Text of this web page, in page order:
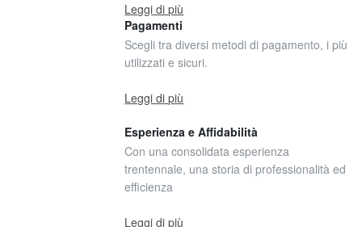
Leggi di più
Pagamenti
Scegli tra diversi metodi di pagamento, i più
utilizzati e sicuri.
Leggi di più
Esperienza e Affidabilità
Con una consolidata esperienza
trentennale, una storia di professionalità ed
efficienza
Leggi di più